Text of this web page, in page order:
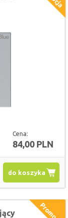
Cena:
84,00 PLN
do koszyka